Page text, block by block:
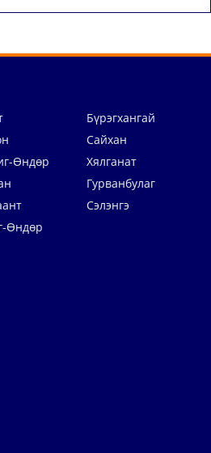
Бүрэгхангай
Сайхан
Өндөр
Хялганат
Гурванбулаг
Сэлэнгэ
Өндөр